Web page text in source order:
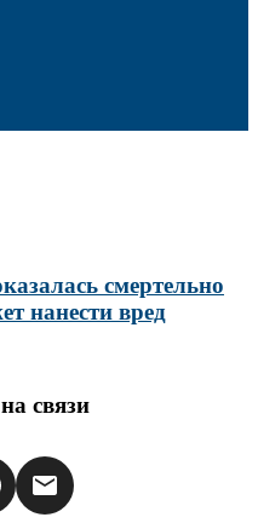
смертельно
нанести вред
связи